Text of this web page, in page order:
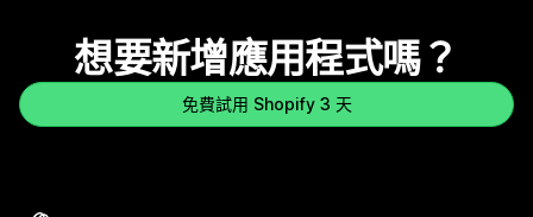
想要新增應用程式嗎？
免費試用 Shopify 3 天